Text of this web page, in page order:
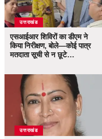
उत्तराखंड
एसआईआर शिविरों का डीएम ने
किया निरीक्षण, बोले—कोई पात्र
मतदाता सूची से न छूटे…
उत्तराखंड